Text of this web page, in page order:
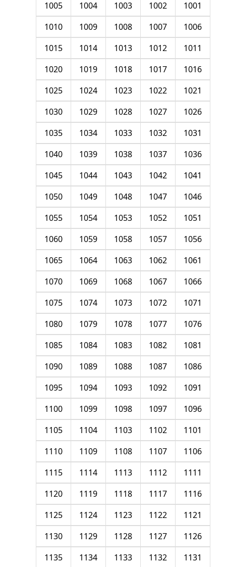
1001
1002
1003
1004
1005
1006
1007
1008
1009
1010
1011
1012
1013
1014
1015
1016
1017
1018
1019
1020
1021
1022
1023
1024
1025
1026
1027
1028
1029
1030
1031
1032
1033
1034
1035
1036
1037
1038
1039
1040
1041
1042
1043
1044
1045
1046
1047
1048
1049
1050
1051
1052
1053
1054
1055
1056
1057
1058
1059
1060
1061
1062
1063
1064
1065
1066
1067
1068
1069
1070
1071
1072
1073
1074
1075
1076
1077
1078
1079
1080
1081
1082
1083
1084
1085
1086
1087
1088
1089
1090
1091
1092
1093
1094
1095
1096
1097
1098
1099
1100
1101
1102
1103
1104
1105
1106
1107
1108
1109
1110
1111
1112
1113
1114
1115
1116
1117
1118
1119
1120
1121
1122
1123
1124
1125
1126
1127
1128
1129
1130
1131
1132
1133
1134
1135